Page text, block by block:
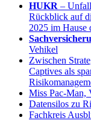
HUKR –
Rückblick auf
2025 im
Vehikel
Zwischen
Captives als
Miss Pac-Man,
Datensilos zu
Fachkreis